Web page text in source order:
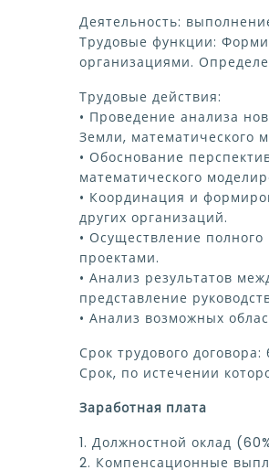
Деятельность:
Трудовые функции:
организациями.
Трудовые действия:
• Проведение анализа
Земли, математического
• Обоснование
математического
• Координация и
других организаций.
• Осуществление
проектами.
• Анализ результатов
представление
• Анализ возможных
Срок трудового
Срок, по истечении
Заработная плата
1. Должностной оклад
2. Компенсационные